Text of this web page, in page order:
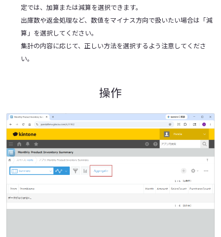
定では、加算または減算を選択できます。
出庫数や返金処理など、数値をマイナス方向で扱いたい場合は「減
算」を選択してください。
集計の内容に応じて、正しい方法を選択するよう注意してくださ
い。
操作